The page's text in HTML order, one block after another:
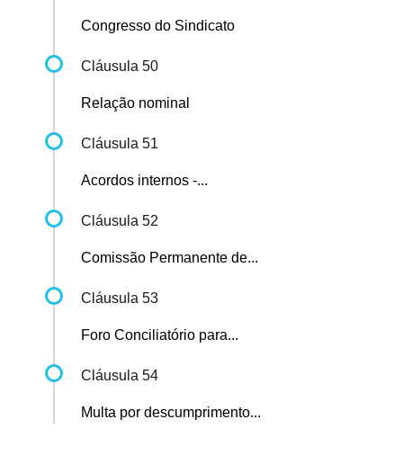
Congresso do Sindicato
Cláusula 50
Relação nominal
Cláusula 51
Acordos internos -...
Cláusula 52
Comissão Permanente de...
Cláusula 53
Foro Conciliatório para...
Cláusula 54
Multa por descumprimento...